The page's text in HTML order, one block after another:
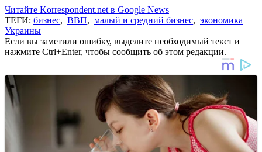
Читайте Korrespondent.net в Google News
ТЕГИ: бизнес, ВВП, малый и средний бизнес, экономика
Украины
Если вы заметили ошибку, выделите необходимый текст и
нажмите Ctrl+Enter, чтобы сообщить об этом редакции.